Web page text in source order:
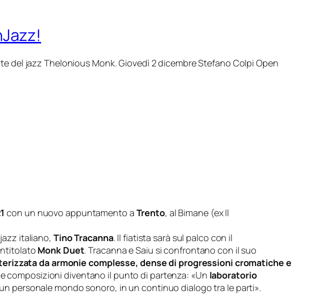
del jazz Thelonious Monk. Giovedì 2 dicembre Stefano Colpi Open
con un nuovo appuntamento a Trento, al Bimane (ex Il
italiano, Tino Tracanna. Il fiatista sarà sul palco con il
Monk Duet. Tracanna e Saiu si confrontano con il suo
da armonie complesse, dense di progressioni cromatiche e
composizioni diventano il punto di partenza: «Un laboratorio
personale mondo sonoro, in un continuo dialogo tra le parti».